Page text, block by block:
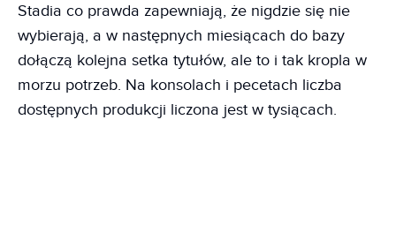
Stadia co prawda zapewniają, że nigdzie się nie
wybierają, a w następnych miesiącach do bazy
dołączą kolejna setka tytułów, ale to i tak kropla w
morzu potrzeb. Na konsolach i pecetach liczba
dostępnych produkcji liczona jest w tysiącach.